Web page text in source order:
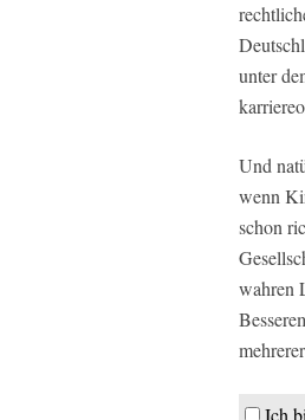
unter
Und
wenn
schon
wahren
Ich